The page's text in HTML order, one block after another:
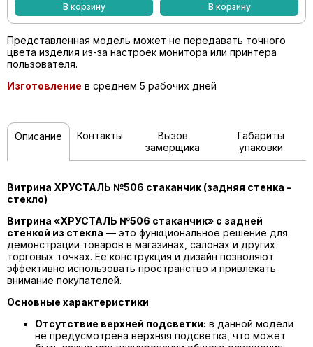
В корзину
В корзину
Представленная модель может не передавать точного
цвета изделия из-за настроек монитора или принтера
пользователя.
Изготовление в среднем 5 рабочих дней
Описание Контакты
Вызов
замерщика
Габариты
упаковки
Витрина ХРУСТАЛЬ №506 стаканчик (задняя стенка -
стекло)
Витрина «ХРУСТАЛЬ №506 стаканчик» с задней
стенкой из стекла — это функциональное решение для
демонстрации товаров в магазинах, салонах и других
торговых точках. Её конструкция и дизайн позволяют
эффективно использовать пространство и привлекать
внимание покупателей.
Основные характеристики
Отсутствие верхней подсветки: в данной модели
не предусмотрена верхняя подсветка, что может